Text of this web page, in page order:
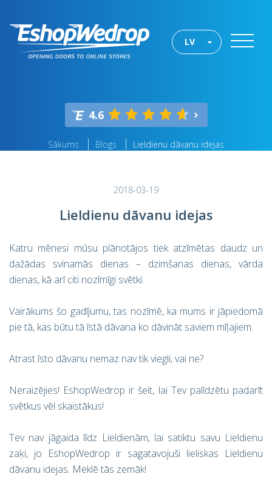
LV
4.6
Sākums Blogs Lieldienu dāvanu idejas
2018-03-19
Lieldienu dāvanu idejas
Katru mēnesi mūsu plānotājos tiek atzīmētas daudz un
dažādas svinamās dienas – dzimšanas dienas, vārda
dienas, kā arī citi nozīmīgi svētki.
Vairākums šo gadījumu, tas nozīmē, ka mums ir jāpiedomā
pie tā, kas būtu tā īstā dāvana ko dāvināt saviem mīļajiem.
Atrast īsto dāvanu nemaz nav tik viegli, vai ne?
Neraizējies! EshopWedrop ir šeit, lai Tev palīdzētu padarīt
svētkus vēl skaistākus!
Tev nav jāgaida līdz Lieldienām, lai satiktu savu Lieldienu
zaķi, jo EshopWedrop ir sagatavojuši lieliskas Lieldienu
dāvanu idejas. Meklē tās zemāk!